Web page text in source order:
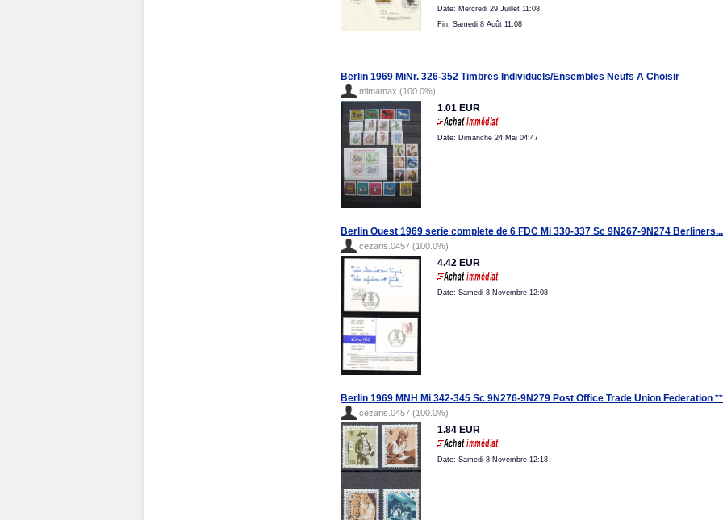
Date: Mercredi 29 Juillet 11:08
Fin: Samedi 8 Août 11:08
Berlin 1969 MiNr. 326-352 Timbres Individuels/Ensembles Neufs A Choisir
mimamax (100.0%)
1.01 EUR
Date: Dimanche 24 Mai 04:47
Berlin Ouest 1969 serie complete de 6 FDC Mi 330-337 Sc 9N267-9N274 Berliners...
cezaris.0457 (100.0%)
4.42 EUR
Date: Samedi 8 Novembre 12:08
Berlin 1969 MNH Mi 342-345 Sc 9N276-9N279 Post Office Trade Union Federation **
cezaris.0457 (100.0%)
1.84 EUR
Date: Samedi 8 Novembre 12:18